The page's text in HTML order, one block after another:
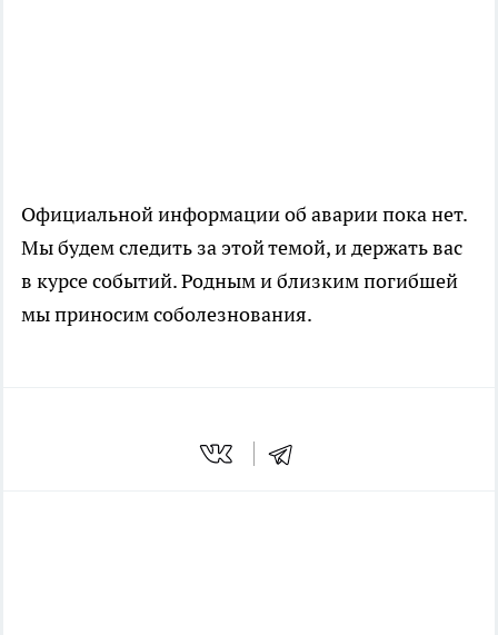
Официальной информации об аварии пока нет.
Мы будем следить за этой темой, и держать вас
в курсе событий. Родным и близким погибшей
мы приносим соболезнования.